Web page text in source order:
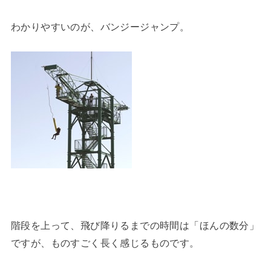
わかりやすいのが、バンジージャンプ。
階段を上って、飛び降りるまでの時間は「ほんの数分」
ですが、ものすごく長く感じるものです。